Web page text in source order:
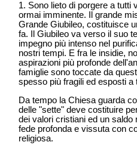
1. Sono lieto di porgere a tutti
ormai imminente. Il grande
Grande Giubileo, costituisce
fa. Il Giubileo va verso il suo
impegno più intenso nel
nostri tempi. E fra le insidie,
aspirazioni più profonde
famiglie sono toccate da
spesso più fragili ed esposti a
Da tempo la Chiesa guarda
delle "sette" deve costituire
dei valori cristiani ed un
fede profonda e vissuta con
religiosa.